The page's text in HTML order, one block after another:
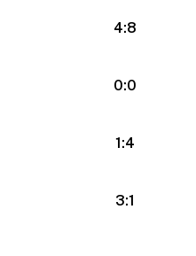
4:8
0:0
1:4
3:1